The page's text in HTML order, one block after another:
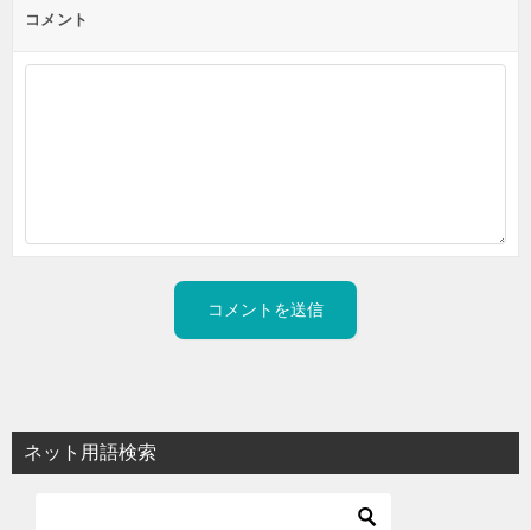
コメント
ネット用語検索